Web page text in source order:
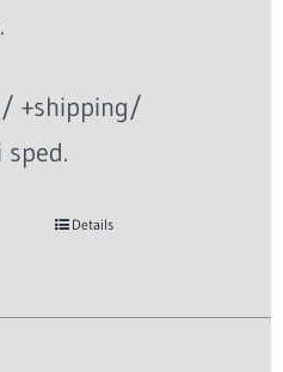
+shipping/
sped.
Details